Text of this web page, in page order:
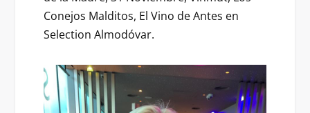
Conejos Malditos, El Vino de Antes en
Selection Almodóvar.